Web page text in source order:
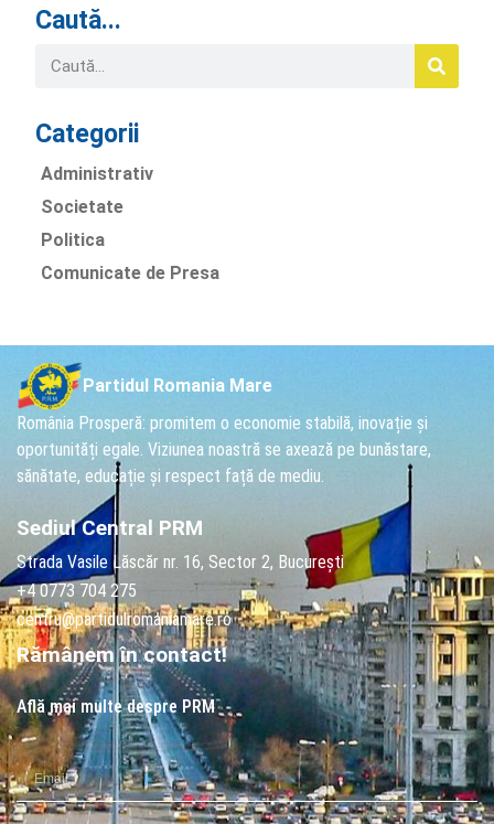
Caută...
Categorii
Administrativ
Societate
Politica
Comunicate de Presa
Partidul Romania Mare
România Prosperă: promitem o economie stabilă, inovație și
oportunități egale. Viziunea noastră se axează pe bunăstare,
sănătate, educație și respect față de mediu.
Sediul Central PRM
Strada Vasile Lăscăr nr. 16, Sector 2, București
+4 0773 704 275
centru@partidulromaniamare.ro
Rămânem în contact!
Află mai multe despre PRM